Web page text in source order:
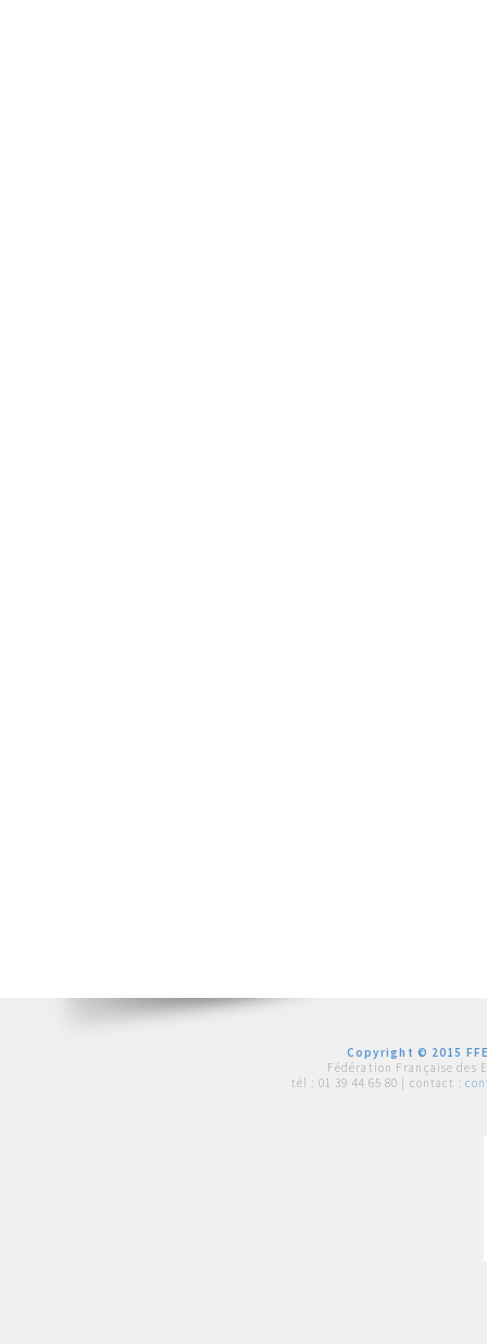
Copyright © 2015
Fédération Française des
tél : 01 39 44 65 80 | contact :